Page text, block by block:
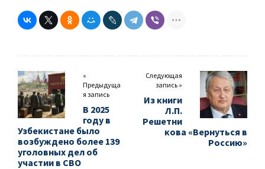
«
Предыдуща
я запись
В 2025
году в
Узбекистане было
возбуждено более 139
уголовных дел об
участии в СВО
Следующая
запись »
Из книги
Л.П.
Решетни
кова «Вернуться в
Россию»